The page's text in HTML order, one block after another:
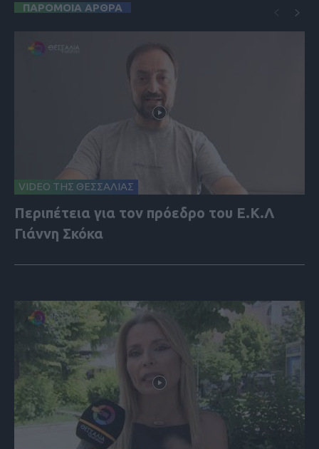
ΠΑΡΟΜΟΙΑ ΑΡΘΡΑ
VIDEO ΤΗΣ ΘΕΣΣΑΛΙΑΣ
Περιπέτεια για τον πρόεδρο του Ε.Κ.Λ
Γιάννη Σκόκα